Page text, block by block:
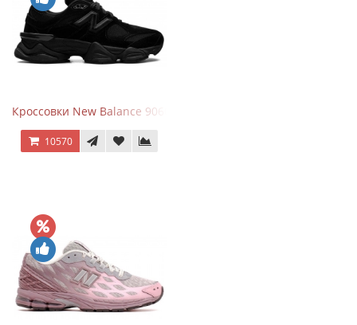
Кроссовки New Balance 9060 Triple Black
10570